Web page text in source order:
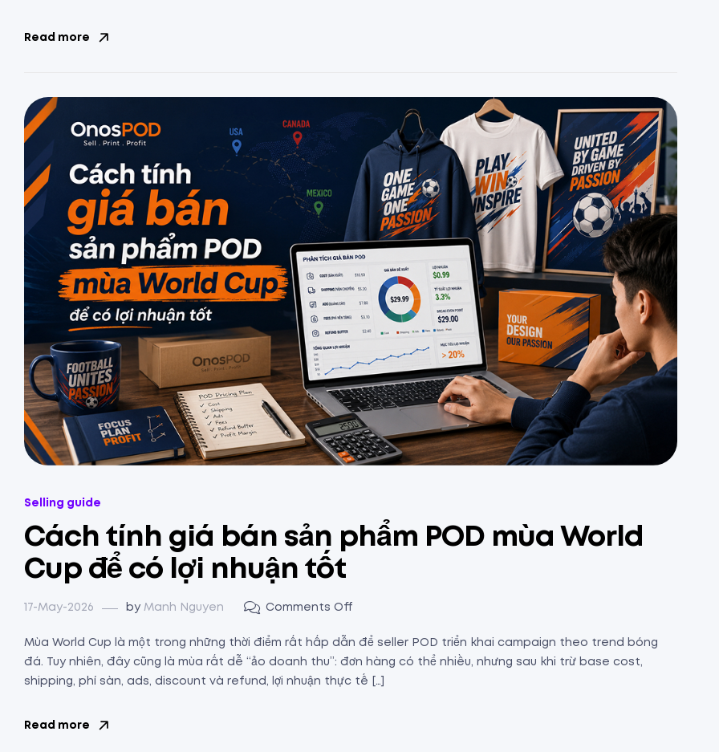
Read more
Selling guide
Cách tính giá bán sản phẩm POD mùa World
Cup để có lợi nhuận tốt
17-May-2026 by Manh Nguyen Comments Off
Mùa World Cup là một trong những thời điểm rất hấp dẫn để seller POD triển khai campaign theo trend bóng
đá. Tuy nhiên, đây cũng là mùa rất dễ “ảo doanh thu”: đơn hàng có thể nhiều, nhưng sau khi trừ base cost,
shipping, phí sàn, ads, discount và refund, lợi nhuận thực tế […]
Read more